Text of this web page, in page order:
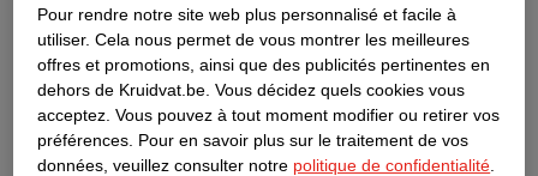
Pour rendre notre site web plus personnalisé et facile à
utiliser. Cela nous permet de vous montrer les meilleures
offres et promotions, ainsi que des publicités pertinentes en
dehors de Kruidvat.be. Vous décidez quels cookies vous
acceptez. Vous pouvez à tout moment modifier ou retirer vos
préférences. Pour en savoir plus sur le traitement de vos
données, veuillez consulter notre politique de confidentialité